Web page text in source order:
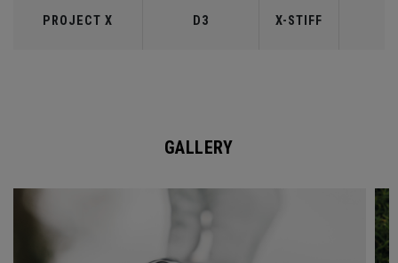
PROJECT X D3 X-STIFF
GALLERY